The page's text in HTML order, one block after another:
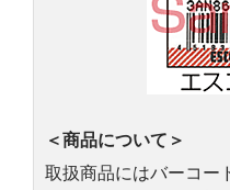
＜商品について＞
取扱商品にはバーコー